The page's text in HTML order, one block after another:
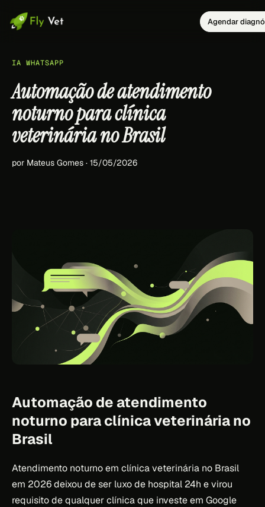
Agendar
IA WHATSAPP
Automação de atendimento
noturno para clínica
veterinária no Brasil
por Mateus Gomes · 15/05/2026
Automação de atendimento
noturno para clínica veterinária no
Brasil
Atendimento noturno em clínica veterinária no Brasil
em 2026 deixou de ser luxo de hospital 24h e virou
requisito de qualquer clínica que investe em Google